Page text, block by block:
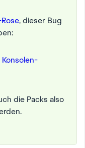
, dieser Bug
die Packs also